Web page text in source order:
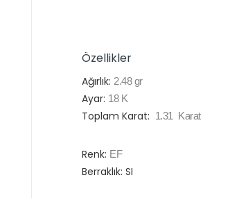
Özellikler
Ağırlık: 2.48gr
Ayar: 18 K
Toplam Karat: 1.31 Karat
Renk: EF
Berraklık: SI